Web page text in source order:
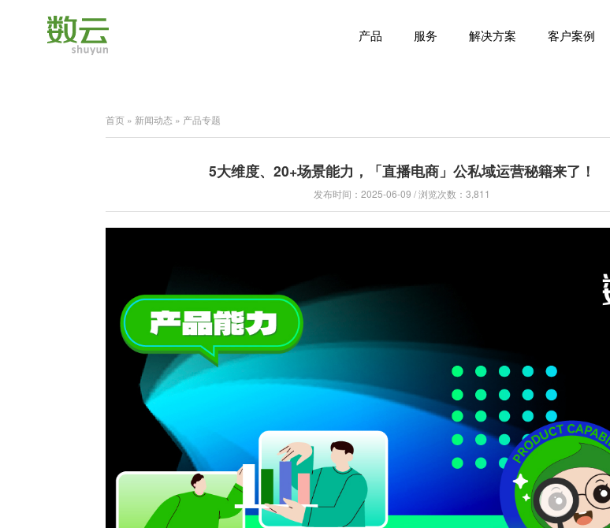
产品 服务 解决方案 客户案例
首页 » 新闻动态 » 产品专题
5大维度、20+场景能力，「直播电商」公私域运营秘籍来了！
发布时间：2025-06-09 / 浏览次数：3,811